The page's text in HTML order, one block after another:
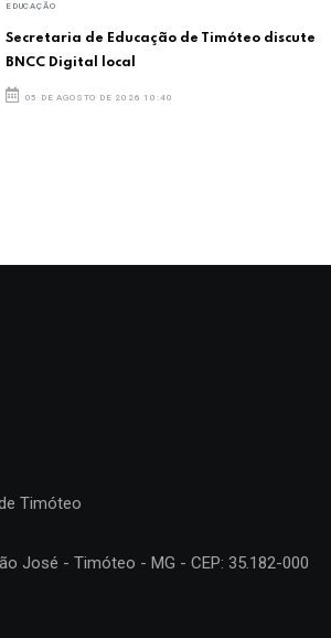
EDUCAÇÃO
Secretaria de Educação de Timóteo discute
BNCC Digital local
05 DE AGOSTO DE 2026 10:40
Timóteo
José - Timóteo - MG - CEP: 35.182-000